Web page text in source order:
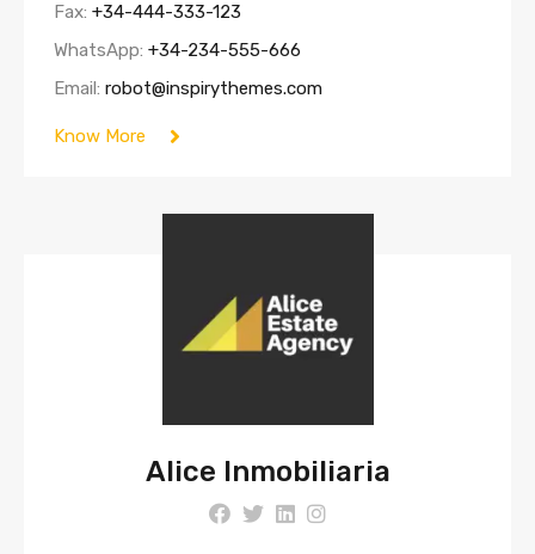
Fax: +34-444-333-123
WhatsApp: +34-234-555-666
Email: robot@inspirythemes.com
Know More
Alice Inmobiliaria